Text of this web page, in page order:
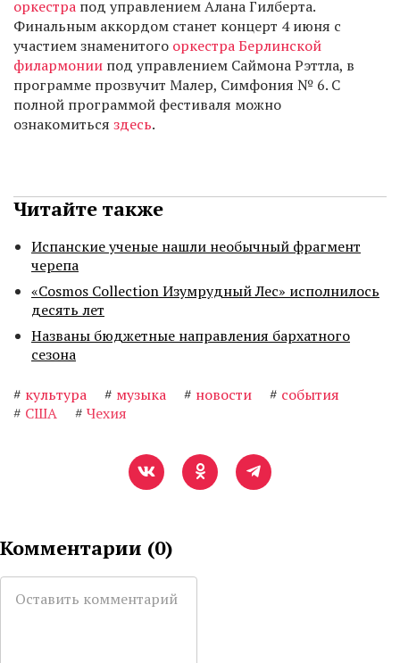
оркестра под управлением Алана Гилберта.
Финальным аккордом станет концерт 4 июня с
участием знаменитого оркестра Берлинской
филармонии под управлением Саймона Рэттла, в
программе прозвучит Малер, Симфония № 6. С
полной программой фестиваля можно
ознакомиться здесь.
Читайте также
Испанские ученые нашли необычный фрагмент
черепа
«Cosmos Collection Изумрудный Лес» исполнилось
десять лет
Названы бюджетные направления бархатного
сезона
# культура # музыка # новости # события
# США # Чехия
Комментарии (0)